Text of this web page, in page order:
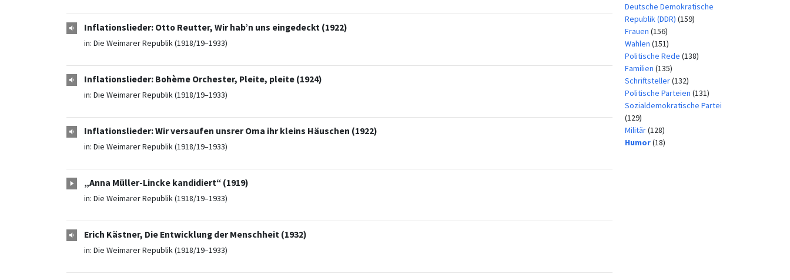
Inflationslieder: Otto Reutter, Wir hab’n uns eingedeckt (1922)
in: Die Weimarer Republik (1918/19–1933)
Inflationslieder: Bohème Orchester, Pleite, pleite (1924)
in: Die Weimarer Republik (1918/19–1933)
Inflationslieder: Wir versaufen unsrer Oma ihr kleins Häuschen (1922)
in: Die Weimarer Republik (1918/19–1933)
„Anna Müller-Lincke kandidiert“ (1919)
in: Die Weimarer Republik (1918/19–1933)
Erich Kästner, Die Entwicklung der Menschheit (1932)
in: Die Weimarer Republik (1918/19–1933)
Deutsche Demokratische
Republik (DDR) (159)
Frauen (156)
Wahlen (151)
Politische Rede (138)
Familien (135)
Schriftsteller(132)
Politische Parteien (131)
Sozialdemokratische Partei
(129)
Militär(128)
Humor(18)